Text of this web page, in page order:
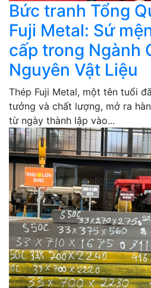
Bức tranh Tổng
Fuji Metal: Sứ
cấp trong Ngành
Nguyên Vật Liệu
Thép Fuji Metal, một tên tuổi
tưởng và chất lượng, mở ra
từ ngày thành lập vào...